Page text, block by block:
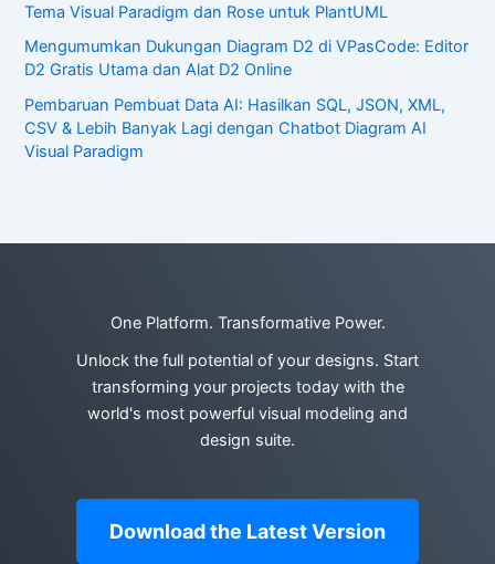
Tema Visual Paradigm dan Rose untuk PlantUML
Mengumumkan Dukungan Diagram D2 di VPasCode: Editor
D2 Gratis Utama dan Alat D2 Online
Pembaruan Pembuat Data AI: Hasilkan SQL, JSON, XML,
CSV & Lebih Banyak Lagi dengan Chatbot Diagram AI
Visual Paradigm
One Platform. Transformative Power.
Unlock the full potential of your designs. Start
transforming your projects today with the
world's most powerful visual modeling and
design suite.
Download the Latest Version